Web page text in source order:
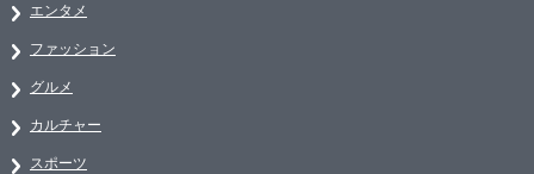
エンタメ
ファッション
グルメ
カルチャー
スポーツ